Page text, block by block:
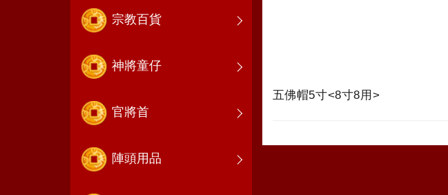
宗教百貨
神將童仔
官將首
陣頭用品
五佛帽5寸<8寸8用>